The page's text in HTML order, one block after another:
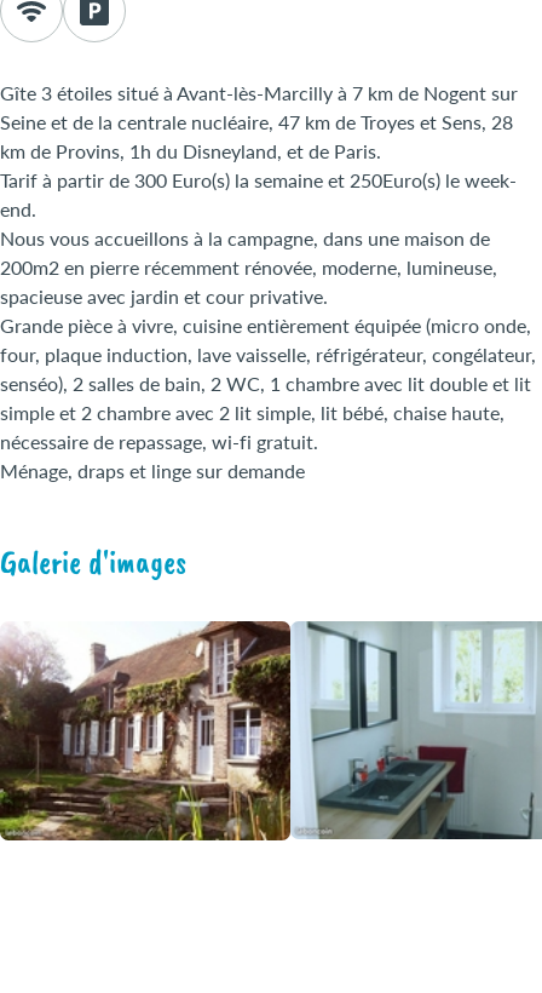
Gîte 3 étoiles situé à Avant-lès-Marcilly à 7 km de Nogent sur
Seine et de la centrale nucléaire, 47 km de Troyes et Sens, 28
km de Provins, 1h du Disneyland, et de Paris.
Tarif à partir de 300 Euro(s) la semaine et 250Euro(s) le week-
end.
Nous vous accueillons à la campagne, dans une maison de
200m2 en pierre récemment rénovée, moderne, lumineuse,
spacieuse avec jardin et cour privative.
Grande pièce à vivre, cuisine entièrement équipée (micro onde,
four, plaque induction, lave vaisselle, réfrigérateur, congélateur,
senséo), 2 salles de bain, 2 WC, 1 chambre avec lit double et lit
simple et 2 chambre avec 2 lit simple, lit bébé, chaise haute,
nécessaire de repassage, wi-fi gratuit.
Ménage, draps et linge sur demande
Galerie d'images